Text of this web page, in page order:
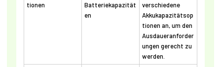
tionen
Batteriekapazität
en
verschiedene
Akkukapazitätsop
tionen an, um den
Ausdaueranforder
ungen gerecht zu
werden.